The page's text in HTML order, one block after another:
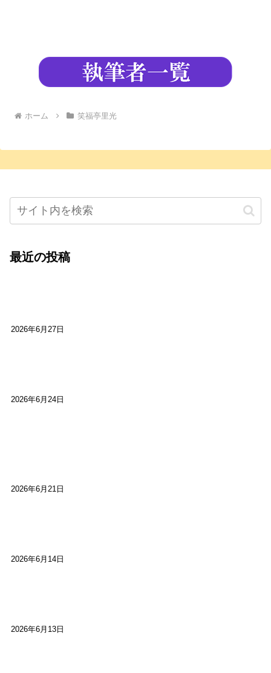
ホーム 笑福亭里光
最近の投稿
2026年6月27日
2026年6月24日
2026年6月21日
2026年6月14日
2026年6月13日